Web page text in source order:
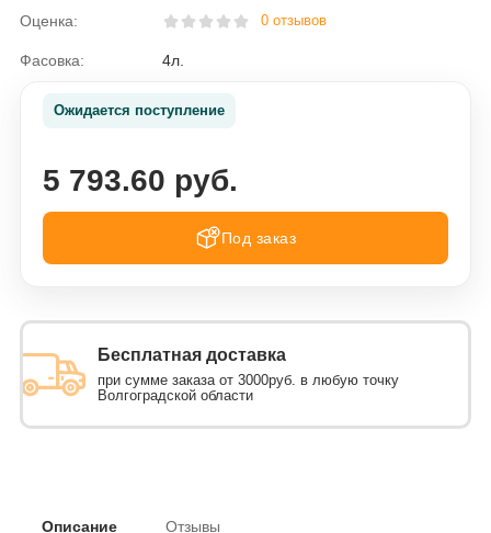
Оценка: 0 отзывов
Фасовка: 4л.
Ожидается поступление
5 793.60 руб.
Под заказ
Бесплатная доставка
при сумме заказа от 3000руб. в любую точку
Волгоградской области
Описание Отзывы